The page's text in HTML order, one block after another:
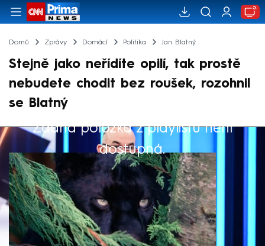
Domů Zprávy Domácí Politika Jan Blatný
Stejně jako neřídíte opilí, tak prostě
nebudete chodit bez roušek, rozohnil
se Blatný
Žádná položka z playlistu není
dostupná.
Výběr redakce